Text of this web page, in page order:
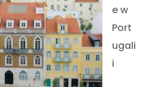
e w
Port
ugali
i